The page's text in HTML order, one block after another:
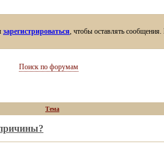
зарегистрироваться, чтобы оставлять
Поиск по форумам
Тема